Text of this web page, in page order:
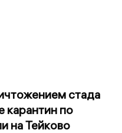
стада
карантин по
на Тейково